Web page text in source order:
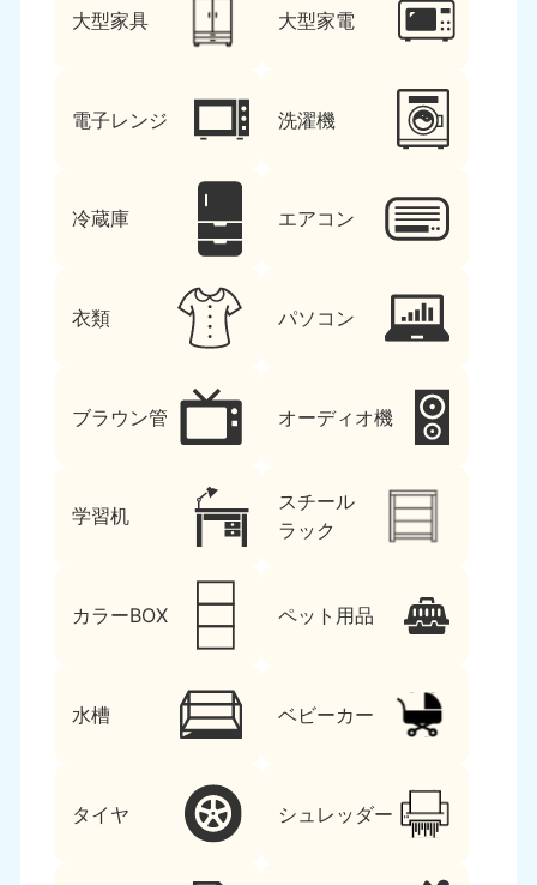
大型家具 大型家電
電子レンジ 洗濯機
冷蔵庫 エアコン
衣類 パソコン
ブラウン管 オーディオ機
学習机
スチール
ラック
カラーBOX ペット用品
水槽 ベビーカー
タイヤ シュレッダー